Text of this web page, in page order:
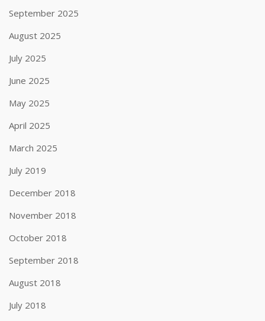
September 2025
August 2025
July 2025
June 2025
May 2025
April 2025
March 2025
July 2019
December 2018
November 2018
October 2018
September 2018
August 2018
July 2018